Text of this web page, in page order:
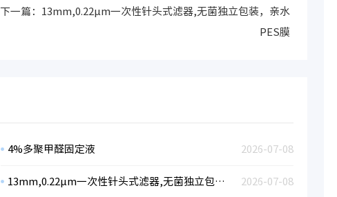
下一篇： 13mm,0.22µm一次性针头式滤器,无菌独立包装，亲水
PES膜
2026-07-08
4%多聚甲醛固定液
2026-07-08
13mm,0.22µm一次性针头式滤器,无菌独立包装，亲水PES膜